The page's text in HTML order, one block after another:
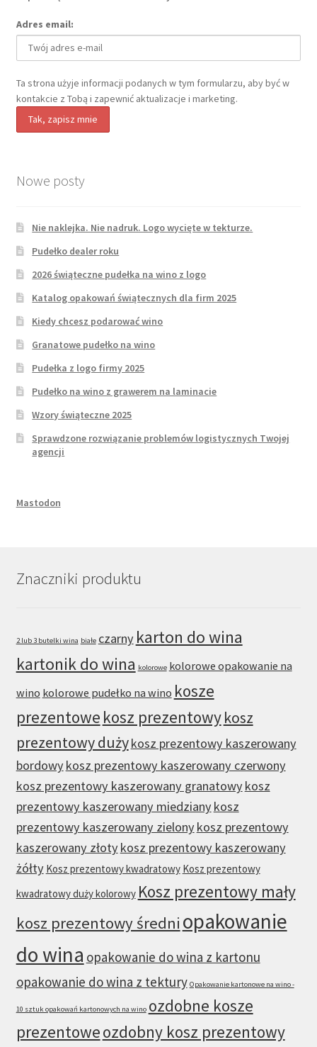
Adres email:
Ta strona użyje informacji podanych w tym formularzu, aby być w
kontakcie z Tobą i zapewnić aktualizacje i marketing.
Nowe posty
Nie naklejka. Nie nadruk. Logo wycięte w tekturze.
Pudełko dealer roku
2026 świąteczne pudełka na wino z logo
Katalog opakowań świątecznych dla firm 2025
Kiedy chcesz podarować wino
Granatowe pudełko na wino
Pudełka z logo firmy 2025
Pudełko na wino z grawerem na laminacie
Wzory świąteczne 2025
Sprawdzone rozwiązanie problemów logistycznych Twojej
agencji
Mastodon
Znaczniki produktu
2 lub 3 butelki wina białe czarny karton do wina
kartonik do wina kolorowe kolorowe opakowanie na
wino kolorowe pudełko na wino kosze
prezentowe kosz prezentowykosz
prezentowy dużykosz prezentowy kaszerowany
bordowykosz prezentowy kaszerowany czerwony
kosz prezentowy kaszerowany granatowykosz
prezentowy kaszerowany miedzianykosz
prezentowy kaszerowany zielonykosz prezentowy
kaszerowany złotykosz prezentowy kaszerowany
żółty Kosz prezentowy kwadratowy Kosz prezentowy
kwadratowy duży kolorowy Kosz prezentowy mały
kosz prezentowy średni opakowanie
do wina opakowanie do wina z kartonu
opakowanie do wina z tektury Opakowanie kartonowe na wino -
10 sztuk opakowań kartonowych na wino ozdobne kosze
prezentoweozdobny kosz prezentowy